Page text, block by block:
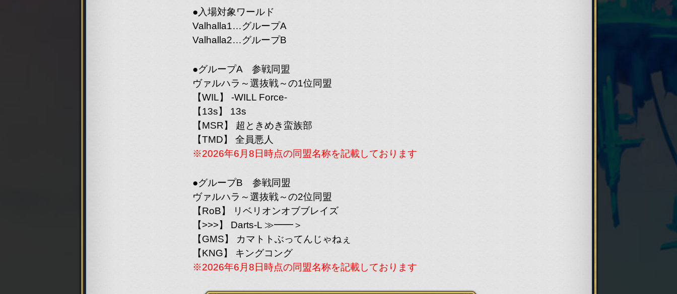
●入場対象ワールド
Valhalla1…グループA
Valhalla2…グループB
●グループA 参戦同盟
ヴァルハラ～選抜戦～の1位同盟
【WIL】 -WILL Force-
【13s】 13s
【MSR】 超ときめき蛮族部
【TMD】 全員悪人
※2026年6月8日時点の同盟名称を記載しております
●グループB 参戦同盟
ヴァルハラ～選抜戦～の2位同盟
【RoB】 リベリオンオブブレイズ
【>>>】 Darts-L ≫━━＞
【GMS】 カマトトぶってんじゃねぇ
【KNG】 キングコング
※2026年6月8日時点の同盟名称を記載しております